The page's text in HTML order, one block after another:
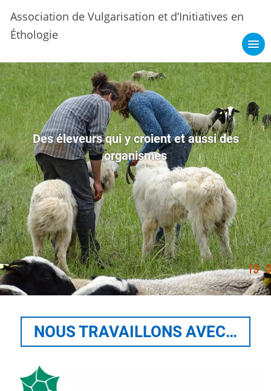
Association de Vulgarisation et d’Initiatives en
Éthologie
Des éleveurs qui y croient et aussi des
organismes
NOUS TRAVAILLONS AVEC…